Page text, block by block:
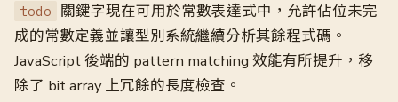
todo
關鍵字現在可用於常數表達式中，允許佔位未完
成的常數定義並讓型別系統繼續分析其餘程式碼。
JavaScript 後端的 pattern matching 效能有所提升，移
除了 bit array 上冗餘的長度檢查。